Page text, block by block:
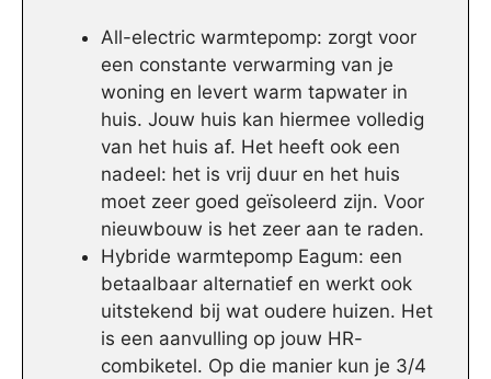
All-electric warmtepomp: zorgt voor
een constante verwarming van je
woning en levert warm tapwater in
huis. Jouw huis kan hiermee volledig
van het huis af. Het heeft ook een
nadeel: het is vrij duur en het huis
moet zeer goed geïsoleerd zijn. Voor
nieuwbouw is het zeer aan te raden.
Hybride warmtepomp Eagum: een
betaalbaar alternatief en werkt ook
uitstekend bij wat oudere huizen. Het
is een aanvulling op jouw HR-
combiketel. Op die manier kun je 3/4